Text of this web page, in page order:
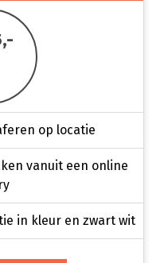
op locatie
vanuit een online
in kleur en zwart wit